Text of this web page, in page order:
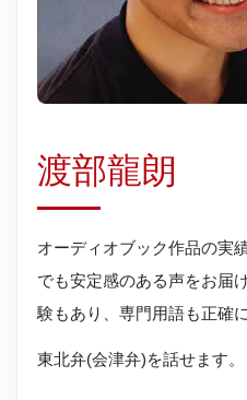
渡部龍朗
オーディオブック作品の実
でも安定感のある声をお届
験もあり、専門用語も正確
東北弁(会津弁)を話せます。